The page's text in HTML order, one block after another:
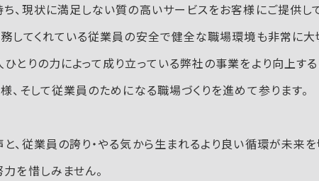
、現状に満足しない質の高いサービスをお客様にご提供して
してくれている従業員の安全で健全な職場環境も非常に大
とりの力によって成り立っている弊社の事業をより向上す
、そして従業員のためになる職場づくりを進めて参ります。
、従業員の誇り・やる気から生まれるより良い循環が未来
を惜しみません。